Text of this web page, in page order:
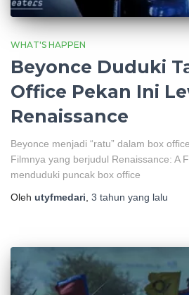
WHAT'S HAPPEN
Beyonce Duduki
Office Pekan Ini
Renaissance
Beyonce menjadi “ratu” dalam box
Filmnya yang berjudul Renaissance: A
menduduki puncak box office
Oleh utyfmedari 3 tahun yang lalu